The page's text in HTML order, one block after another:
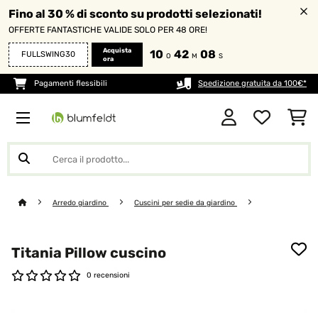
Fino al 30 % di sconto su prodotti selezionati!
OFFERTE FANTASTICHE VALIDE SOLO PER 48 ORE!
FULLSWING30
Acquista
ora
10 O 42 M 08 S
Pagamenti flessibili Spedizione gratuita da 100€*
Arredo giardino Cuscini per sedie da giardino
Titania Pillow cuscino
0 recensioni